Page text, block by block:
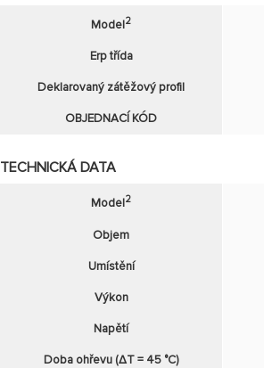
Model2
Erp třída
Deklarovaný zátěžový profil
OBJEDNACÍ KÓD
TECHNICKÁ DATA
Model2
Objem
Umístění
Výkon
Napětí
Doba ohřevu (ΔT = 45 °C)